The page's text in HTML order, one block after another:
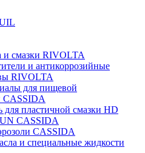
и смазки RIVOLTA
и антикоррозийные
RIVOLTA
для пищевой
CASSIDA
для пластичной смазки HD
CASSIDA
CASSIDA
и специальные жидкости